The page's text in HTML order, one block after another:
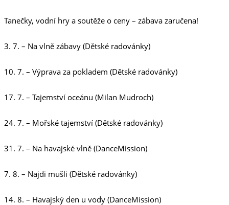
Tanečky, vodní hry a soutěže o ceny – zábava zaručena!
3. 7. – Na vlně zábavy (Dětské radovánky)
10. 7. – Výprava za pokladem (Dětské radovánky)
17. 7. – Tajemství oceánu (Milan Mudroch)
24. 7. – Mořské tajemství (Dětské radovánky)
31. 7. – Na havajské vlně (DanceMission)
7. 8. – Najdi mušli (Dětské radovánky)
14. 8. – Havajský den u vody (DanceMission)